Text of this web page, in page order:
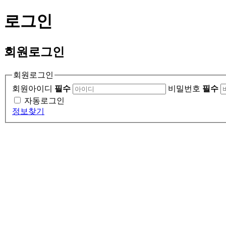
로그인
회원 로그인
회원로그인
회원아이디 필수 비밀번호 필수
자동로그인
정보찾기